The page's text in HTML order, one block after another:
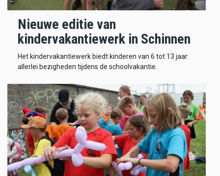
Nieuwe editie van
kindervakantiewerk in Schinnen
Het kindervakantiewerk biedt kinderen van 6 tot 13 jaar
allerlei bezigheden tijdens de schoolvakantie.